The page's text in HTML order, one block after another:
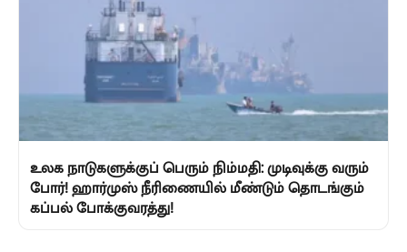
உலக நாடுகளுக்குப் பெரும் நிம்மதி: முடிவுக்கு வரும்
போர்! ஹார்முஸ் நீரிணையில் மீண்டும் தொடங்கும்
கப்பல் போக்குவரத்து!